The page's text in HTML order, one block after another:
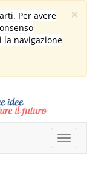
×
Per avere
la navigazione